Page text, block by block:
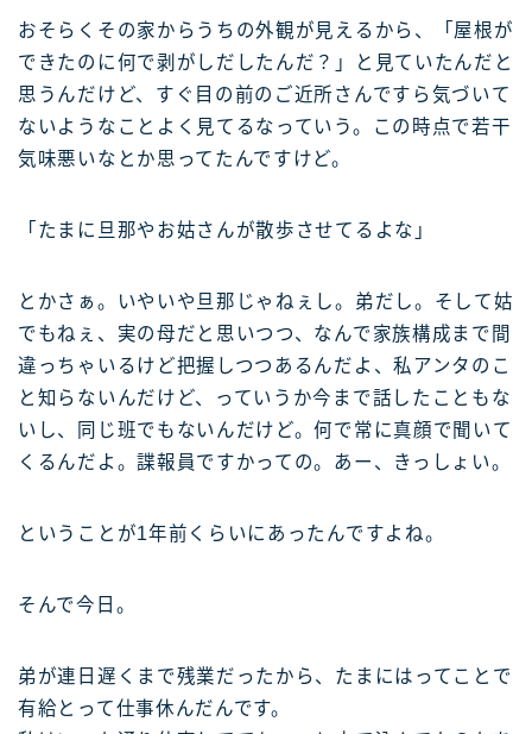
おそらくその家からうちの外観が見えるから、「屋根が
できたのに何で剥がしだしたんだ？」と見ていたんだと
思うんだけど、すぐ目の前のご近所さんですら気づいて
ないようなことよく見てるなっていう。この時点で若干
気味悪いなとか思ってたんですけど。
「たまに旦那やお姑さんが散歩させてるよな」
とかさぁ。いやいや旦那じゃねぇし。弟だし。そして姑
でもねぇ、実の母だと思いつつ、なんで家族構成まで間
違っちゃいるけど把握しつつあるんだよ、私アンタのこ
と知らないんだけど、っていうか今まで話したこともな
いし、同じ班でもないんだけど。何で常に真顔で聞いて
くるんだよ。諜報員ですかっての。あー、きっしょい。
ということが1年前くらいにあったんですよね。
そんで今日。
弟が連日遅くまで残業だったから、たまにはってことで
有給とって仕事休んだんです。